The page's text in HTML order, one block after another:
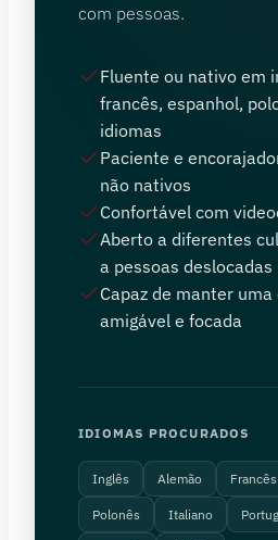
com pessoas.
Fluente ou nativo em
francês, espanhol,
idiomas
Paciente e
não nativos
Confortável com
Aberto a diferentes
a pessoas deslocadas
Capaz de manter uma
amigável e focada
IDIOMAS PROCURADOS
Inglês Alemão Francês
Polonês Italiano